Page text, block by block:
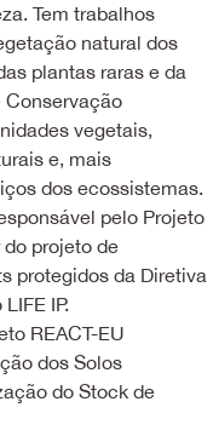
Tem trabalhos
natural dos
plantas raras e da
Conservação
vegetais,
e, mais
dos ecossistemas.
pelo Projeto
projeto de
protegidos da Diretiva
IP.
REACT-EU
dos Solos
do Stock de